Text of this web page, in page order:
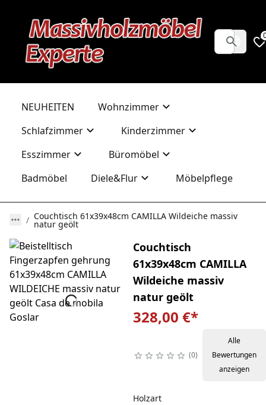
NEUHEITEN
Wohnzimmer
Schlafzimmer
Kinderzimmer
Esszimmer
Büromöbel
Badmöbel
Diele&Flur Möbelpflege
Couchtisch 61x39x48cm CAMILLA Wildeiche massiv
natur geölt
Couchtisch
61x39x48cm CAMILLA
Wildeiche massiv
natur geölt
328,00 €*
0
Alle
Bewertungen
anzeigen
Holzart